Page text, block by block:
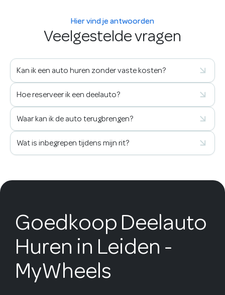
Hier vind je antwoorden
Veelgestelde vragen
Kan ik een auto huren zonder vaste kosten?
Hoe reserveer ik een deelauto?
Waar kan ik de auto terugbrengen?
Wat is inbegrepen tijdens mijn rit?
Goedkoop Deelauto
Huren in Leiden -
MyWheels